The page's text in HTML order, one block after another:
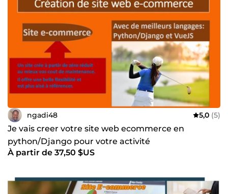
Sheets API • Google Apps Script
ngadi48 5,0 (5)
Je vais creer votre site web ecommerce en
python/Django pour votre activité
À partir de 37,50 $US